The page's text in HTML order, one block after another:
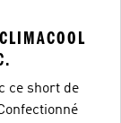
ce short de